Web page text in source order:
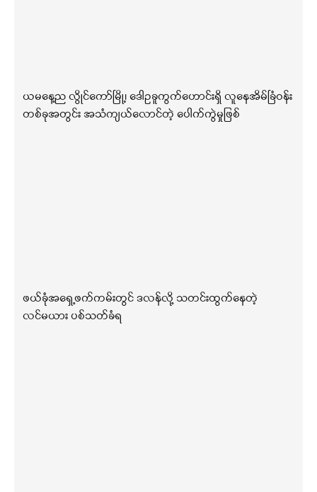
ယမနေ့ည လွိုင်ကော်မြို့၊ ဒေါဥခူကွက်ဟောင်းရှိ လူနေအိမ်ခြံဝန်း
တစ်ခုအတွင်း အသံကျယ်လောင်တဲ့ ပေါက်ကွဲမှုဖြစ်
ဖယ်ခုံအရှေ့ဖက်ကမ်းတွင် ဒလန်လို့ သတင်းထွက်နေတဲ့
လင်မယား ပစ်သတ်ခံရ